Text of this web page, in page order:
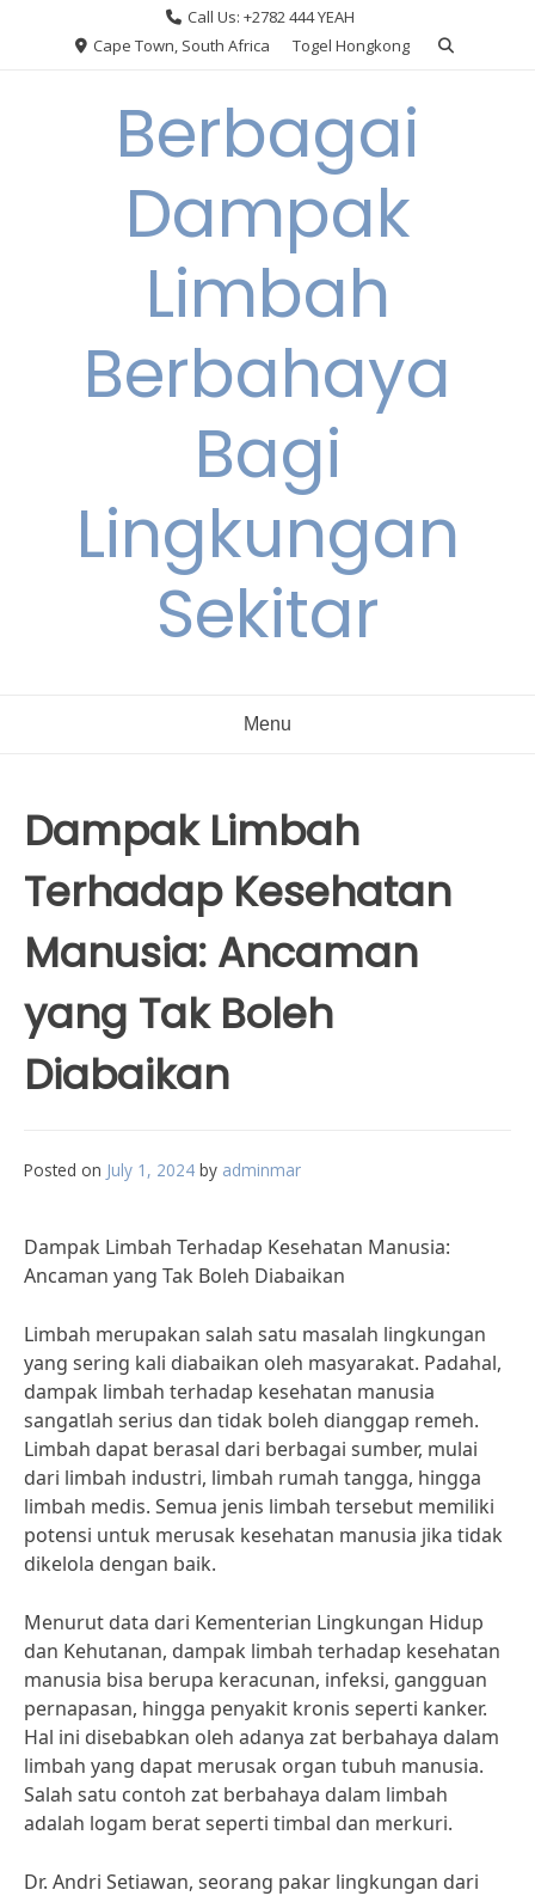
Call Us: +2782 444 YEAH
Cape Town, South Africa
Togel Hongkong
Berbagai
Dampak
Limbah
Berbahaya
Bagi
Lingkungan
Sekitar
Menu
Dampak Limbah
Terhadap Kesehatan
Manusia: Ancaman
yang Tak Boleh
Diabaikan
Posted on July 1, 2024 by adminmar
Dampak Limbah Terhadap Kesehatan Manusia:
Ancaman yang Tak Boleh Diabaikan
Limbah merupakan salah satu masalah lingkungan
yang sering kali diabaikan oleh masyarakat. Padahal,
dampak limbah terhadap kesehatan manusia
sangatlah serius dan tidak boleh dianggap remeh.
Limbah dapat berasal dari berbagai sumber, mulai
dari limbah industri, limbah rumah tangga, hingga
limbah medis. Semua jenis limbah tersebut memiliki
potensi untuk merusak kesehatan manusia jika tidak
dikelola dengan baik.
Menurut data dari Kementerian Lingkungan Hidup
dan Kehutanan, dampak limbah terhadap kesehatan
manusia bisa berupa keracunan, infeksi, gangguan
pernapasan, hingga penyakit kronis seperti kanker.
Hal ini disebabkan oleh adanya zat berbahaya dalam
limbah yang dapat merusak organ tubuh manusia.
Salah satu contoh zat berbahaya dalam limbah
adalah logam berat seperti timbal dan merkuri.
Dr. Andri Setiawan, seorang pakar lingkungan dari